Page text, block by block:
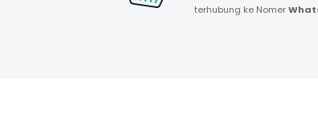
terhubung ke Nomer